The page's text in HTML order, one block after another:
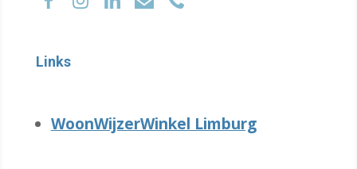
Links
WoonWijzerWinkel Limburg